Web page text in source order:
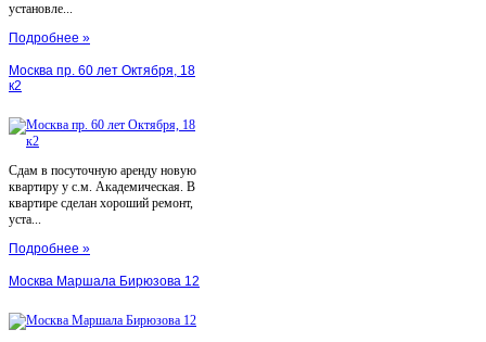
установле...
Подробнее »
Москва пр. 60 лет Октября, 18
к2
Сдам в посуточную аренду новую
квартиру у с.м. Академическая. В
квартире сделан хороший ремонт,
уста...
Подробнее »
Москва Маршала Бирюзова 12